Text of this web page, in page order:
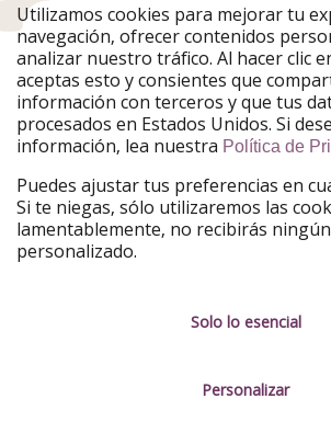
PiratinViaggio
VakantiePiraten
VoyagesPirates
Urlaubspiraten
TravelPirates
Nuestro grupo
HolidayPirates Group
Conócenos mejor
Sobre ViajerosPiratas
Gestionar
Utilizamos cookies para mejorar tu
navegación, ofrecer contenidos
analizar nuestro tráfico. Al hacer clic
aceptas esto y consientes que
información con terceros y que tus
procesados en Estados Unidos. Si
información, lea nuestra Política de
Puedes ajustar tus preferencias en
Si te niegas, sólo utilizaremos las
lamentablemente, no recibirás
personalizado.
Solo lo esencial
Personalizar